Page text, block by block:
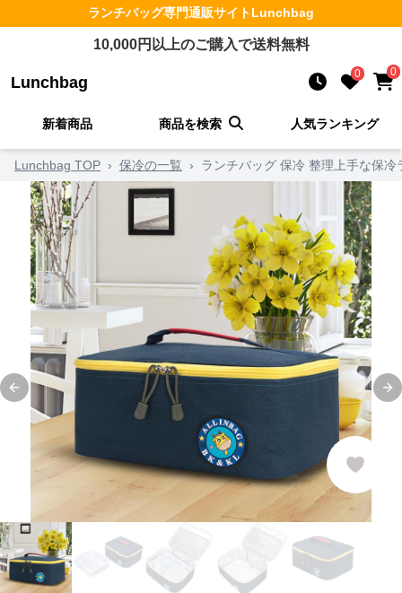
ランチバッグ専門通販サイトLunchbag
10,000円以上のご購入で送料無料
Lunchbag 0 0
新着商品 商品を検索 人気ランキング
Lunchbag TOP › 保冷の一覧 › ランチバッグ 保冷 整理上手な保冷
Previous slide